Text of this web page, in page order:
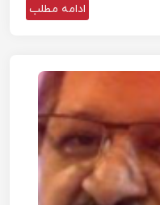
ادامه مطلب